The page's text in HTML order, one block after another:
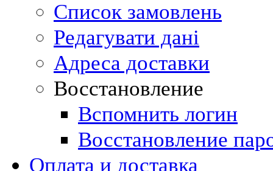
Список замовлень
Редагувати дані
Адреса доставки
Восстановление
Вспомнить логин
Восстановление
Оплата и доставка